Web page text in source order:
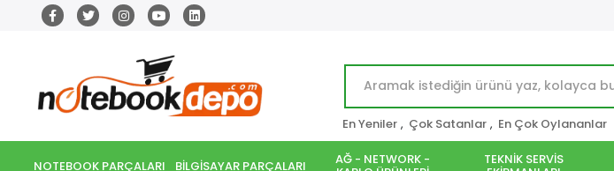
En Yeniler , Çok Satanlar , En Çok Oylananlar
NOTEBOOK PARÇALARI BİLGİSAYAR PARÇALARI AĞ - NETWORK - TEKNİK SERVİS